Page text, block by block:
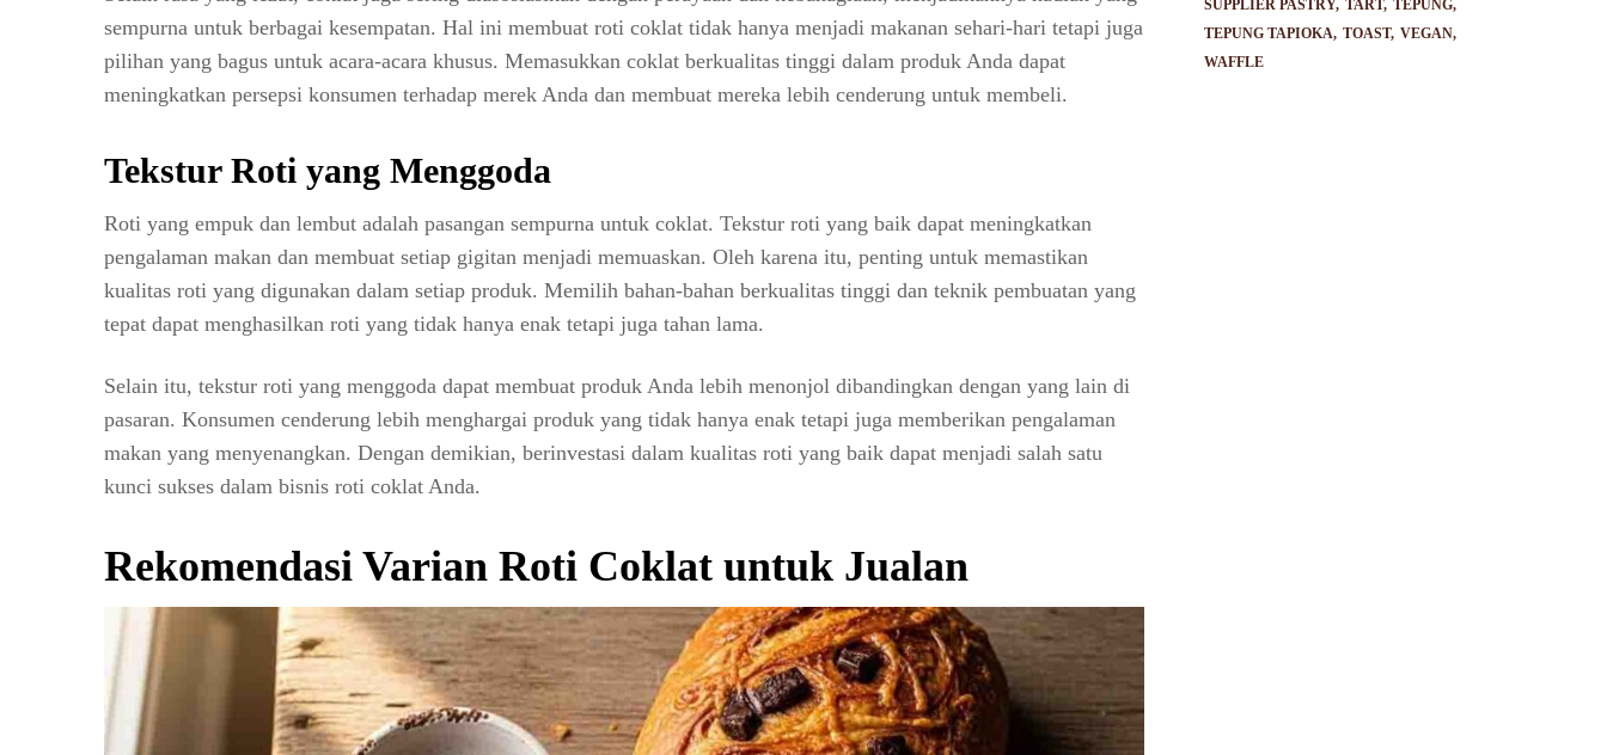
sempurna untuk berbagai kesempatan. Hal ini membuat roti coklat tidak hanya menjadi makanan sehari-hari tetapi juga
pilihan yang bagus untuk acara-acara khusus. Memasukkan coklat berkualitas tinggi dalam produk Anda dapat
meningkatkan persepsi konsumen terhadap merek Anda dan membuat mereka lebih cenderung untuk membeli.
Tekstur Roti yang Menggoda
Roti yang empuk dan lembut adalah pasangan sempurna untuk coklat. Tekstur roti yang baik dapat meningkatkan
pengalaman makan dan membuat setiap gigitan menjadi memuaskan. Oleh karena itu, penting untuk memastikan
kualitas roti yang digunakan dalam setiap produk. Memilih bahan-bahan berkualitas tinggi dan teknik pembuatan yang
tepat dapat menghasilkan roti yang tidak hanya enak tetapi juga tahan lama.
Selain itu, tekstur roti yang menggoda dapat membuat produk Anda lebih menonjol dibandingkan dengan yang lain di
pasaran. Konsumen cenderung lebih menghargai produk yang tidak hanya enak tetapi juga memberikan pengalaman
makan yang menyenangkan. Dengan demikian, berinvestasi dalam kualitas roti yang baik dapat menjadi salah satu
kunci sukses dalam bisnis roti coklat Anda.
Rekomendasi Varian Roti Coklat untuk Jualan
SUPPLIER PASTRY TART TEPUNG
TEPUNG TAPIOKA TOAST VEGAN
WAFFLE